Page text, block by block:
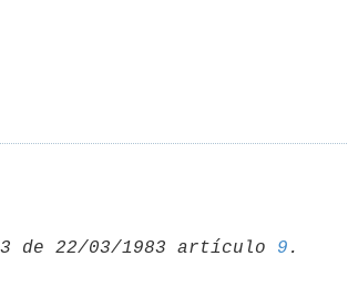
de 22/03/1983 artículo 9